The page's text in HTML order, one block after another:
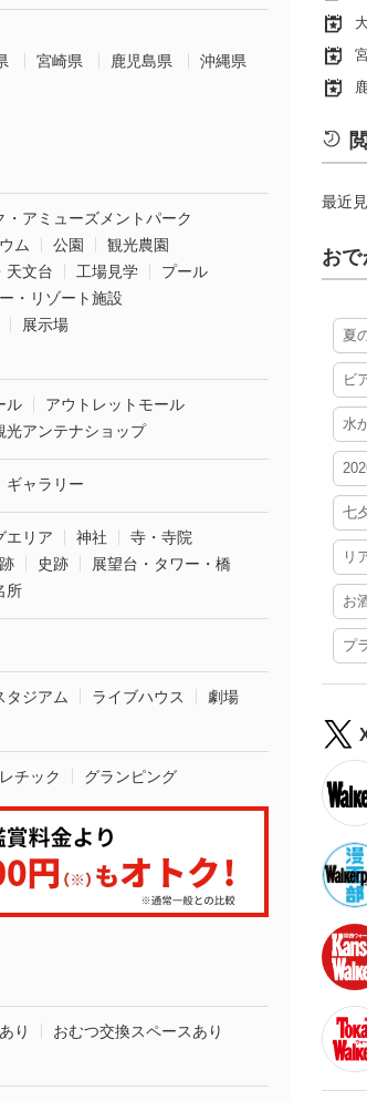
宮崎県 鹿児島県
沖縄県
・アミューズメントパーク
ム 公園
観光農園
天文台 工場見学
プール
・リゾート施設
展示場
ル
アウトレットモール
光アンテナショップ
ギャラリー
エリア 神社
寺・寺院
史跡
展望台・タワー・橋
所
タジアム ライブハウス
劇場
チック グランピング
り
おむつ交換スペースあり
最近
おで
夏
ビ
水
七
リ
お
プ